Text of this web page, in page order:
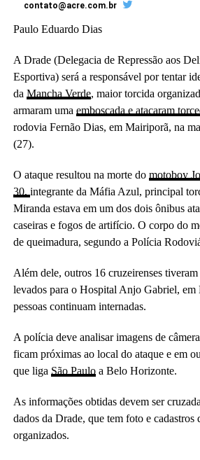
contato@acre.com.br
Paulo Eduardo Dias
A Drade (Delegacia de Repressão aos
Esportiva) será a responsável por tentar
da Mancha Verde, maior torcida
armaram uma emboscada e atacaram
rodovia Fernão Dias, em Mairiporã, na
(27).
O ataque resultou na morte do motoboy
30, integrante da Máfia Azul, principal
Miranda estava em um dos dois ônibus
caseiras e fogos de artifício. O corpo do
de queimadura, segundo a Polícia
Além dele, outros 16 cruzeirenses
levados para o Hospital Anjo Gabriel,
pessoas continuam internadas.
A polícia deve analisar imagens de
ficam próximas ao local do ataque e em
que liga São Pauloa Belo Horizonte.
As informações obtidas devem ser
dados da Drade, que tem foto e cadastros
organizados.